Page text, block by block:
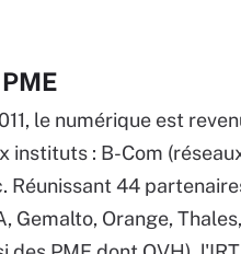
le numérique est
instituts : B-Com
Réunissant 44
Gemalto, Orange,